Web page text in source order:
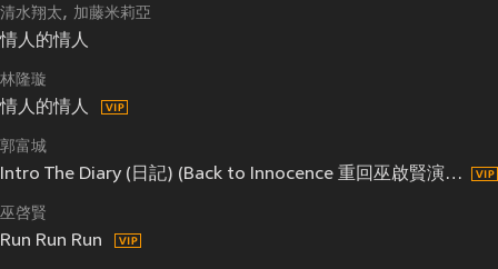
清水翔太 加藤米莉亞
情人的情人
林隆璇
情人的情人
郭富城
Intro The Diary (日記) (Back to Innocence 重回巫啟賢演唱會) (Live)
巫啓賢
Run Run Run